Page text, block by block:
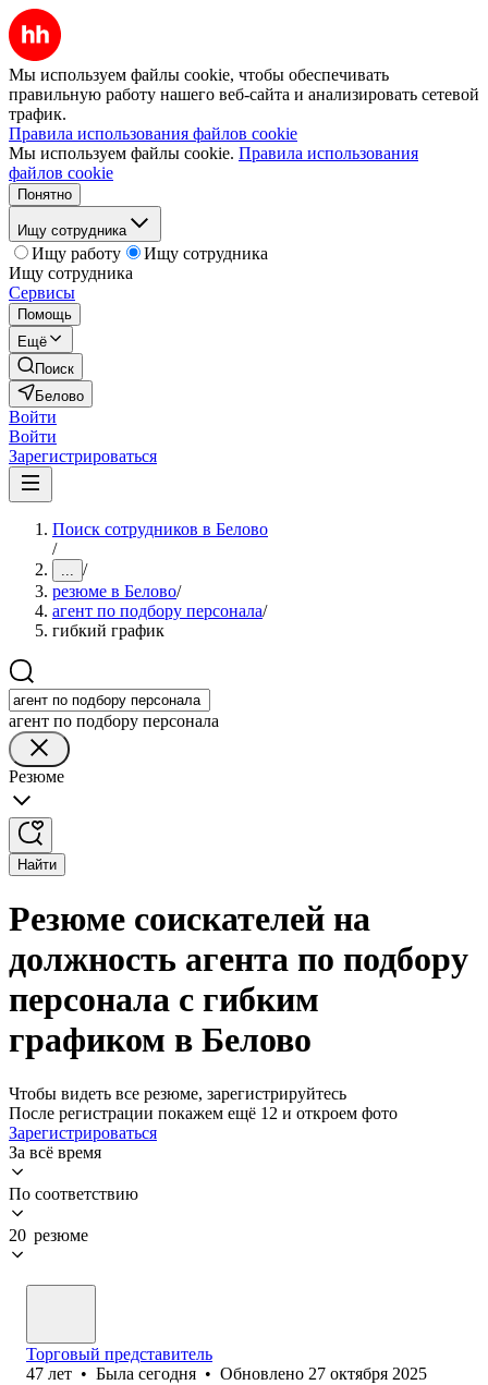
Мы используем файлы cookie, чтобы обеспечивать
правильную работу нашего веб-сайта и анализировать сетевой
трафик.
Правила использования файлов cookie
Мы используем файлы cookie. Правила использования
файлов cookie
Понятно
Ищу сотрудника
Ищу работу
Ищу сотрудника
Ищу сотрудника
Сервисы
Помощь
Ещё
Поиск
Белово
Войти
Войти
Зарегистрироваться
Поиск сотрудников в Белово
/
... /
резюме в Белово/
агент по подбору персонала/
гибкий график
агент по подбору персонала
Резюме
Найти
Резюме соискателей на
должность агента по подбору
персонала с гибким
графиком в Белово
Чтобы видеть все резюме, зарегистрируйтесь
После регистрации покажем ещё 12 и откроем фото
Зарегистрироваться
За всё время
По соответствию
20 резюме
Торговый представитель
47 лет • Была сегодня • Обновлено 27 октября 2025